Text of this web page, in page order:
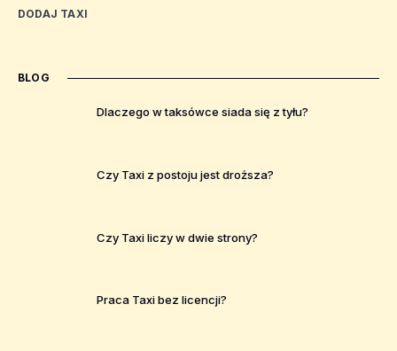
DODAJ TAXI
BLOG
Dlaczego w taksówce siada się z tyłu?
Czy Taxi z postoju jest droższa?
Czy Taxi liczy w dwie strony?
Praca Taxi bez licencji?